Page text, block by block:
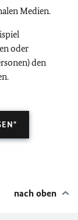
Medien.
oder
den
nach oben